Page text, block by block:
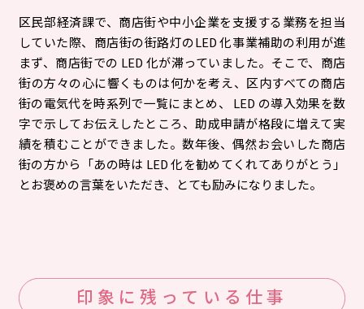
区民部経済課で、商店街や中小企業を支援する業務を担当
していた際、商店街の街路灯のLED 化事業補助の利用が進
まず、商店街での LED 化が滞っていました。そこで、商店
街の方々の心に響くものは何かを考え、区内すべての商店
街の電気代を時系列で一覧にまとめ、 LED の導入効果を数
字で示してお伝えしたところ、助成申請が格段に増えて実
績を積むことができました。数年後、偶然お会いした商店
街の方から「あの時は LED 化を勧めてくれてありがとう」
とお褒めの言葉をいただき、とても励みになりました。
印象に残っている仕事